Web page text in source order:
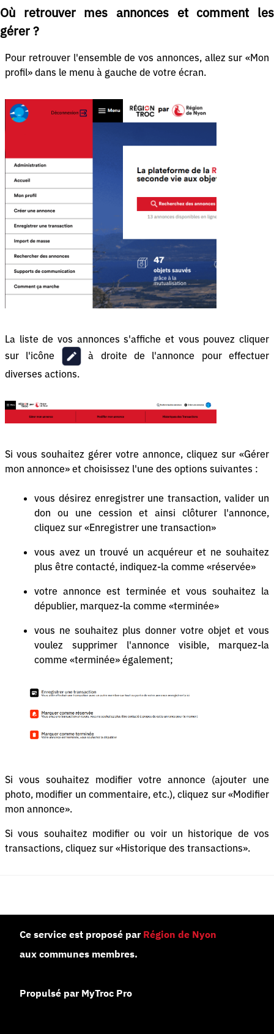
Où retrouver mes annonces et comment les
gérer ?
Pour retrouver l'ensemble de vos annonces, allez sur «Mon
profil» dans le menu à gauche de votre écran.
La liste de vos annonces s'affiche et vous pouvez cliquer
sur l'icône
à droite de l'annonce pour effectuer
diverses actions.
Si vous souhaitez gérer votre annonce, cliquez sur «Gérer
mon annonce» et choisissez l'une des options suivantes :
vous désirez enregistrer une transaction, valider un
don ou une cession et ainsi clôturer l'annonce,
cliquez sur «Enregistrer une transaction»
vous avez un trouvé un acquéreur et ne souhaitez
plus être contacté, indiquez-la comme «réservée»
votre annonce est terminée et vous souhaitez la
dépublier, marquez-la comme «terminée»
vous ne souhaitez plus donner votre objet et vous
voulez supprimer l'annonce visible, marquez-la
comme «terminée» également;
Si vous souhaitez modifier votre annonce (ajouter une
photo, modifier un commentaire, etc.), cliquez sur «Modifier
mon annonce».
Si vous souhaitez modifier ou voir un historique de vos
transactions, cliquez sur «Historique des transactions».
Ce service est proposé par Région de Nyon
aux communes membres.
Propulsé par MyTroc Pro